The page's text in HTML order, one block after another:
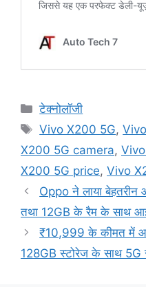
Categories
टेक्नोलॉजी
Tags
Vivo X200 5G,
X200 5G camera,
X200 5G price, Vivo
Oppo ने लाया
तथा 12GB के रैम के साथ
₹10,999 के कीमत में आ
128GB स्टोरेज के साथ 5G